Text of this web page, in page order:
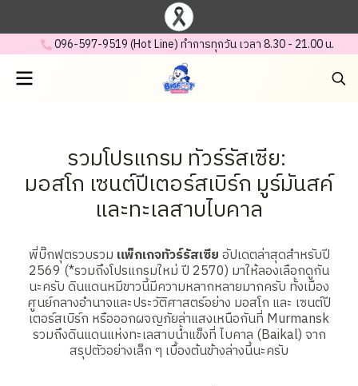
....... .096-597-95 19 (Hot Line) ทำการทุกวัน เวลา 8.30 - 21.00 น.
รวมโปรแกรม ทัวร์รัสเซีย:
มอสโก เซนต์ปีเตอร์สเบิร์ก มูร์มันสค์
และทะเลสาบไบคาล
พี่บิ๊กฟุตรวบรวม แพ็กเกจทัวร์รัสเซียอัปเดตล่าสุดสำหรับปี
2569 (*รวมถึงโปรแกรมใหม่ ปี 2570) มาให้ลองเลือกดูกัน
นะครับ ดินแดนหมีขาวนี้มีความหลากหลายมากครับ ทั้งเมือง
ศูนย์กลางอำนาจและประวัติศาสตร์อย่าง มอสโก และ เซนต์ปี
เตอร์สเบิร์ก หรือออกผจญภัยล่าแสงเหนือกันที่ Murmansk
รวมถึงดินแดนแห่งทะเลสาบน้ำแข็งที่ ไบคาล (Baikal) จาก
สรุปตัวอย่างเล็ก ๆ เบื้องต้นข้างล่างนี้นะครับ